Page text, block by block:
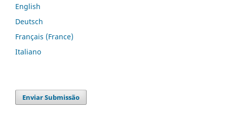
English
Deutsch
Français (France)
Italiano
Enviar Submissão